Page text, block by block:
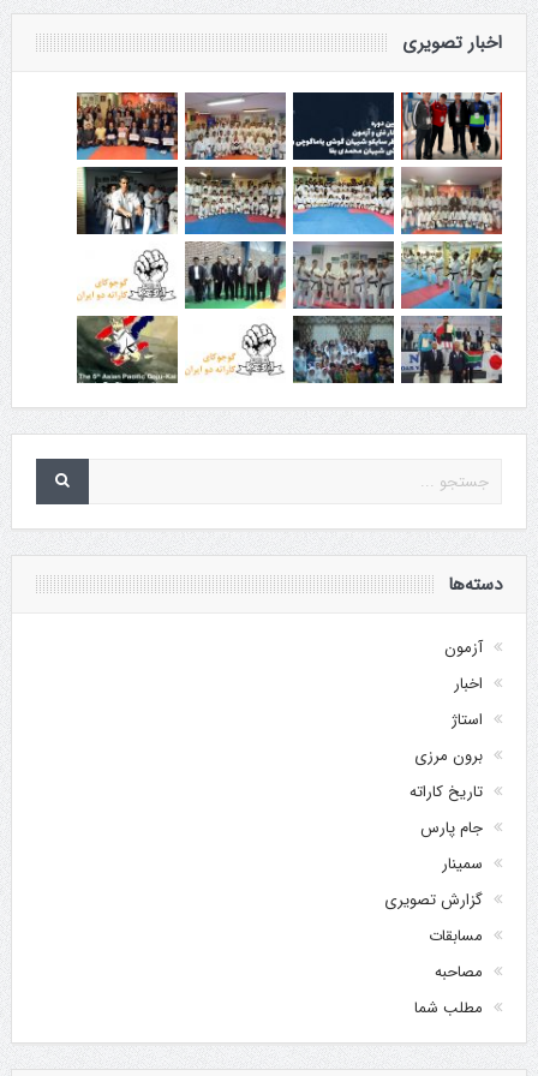
اخبار تصویری
دسته‌ها
آزمون
اخبار
استاژ
برون مرزی
تاریخ کاراته
جام پارس
سمینار
گزارش تصویری
مسابقات
مصاحبه
مطلب شما